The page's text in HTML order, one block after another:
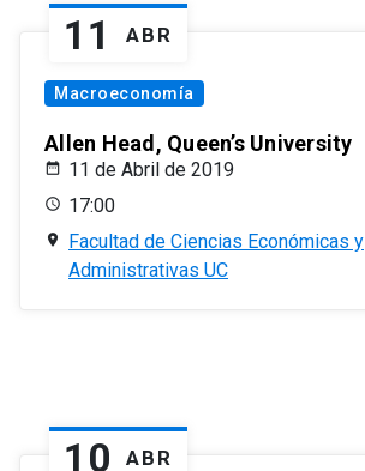
11 ABR
Macroeconomía
Allen Head, Queen’s University
11 de Abril de 2019
17:00
Facultad de Ciencias Económicas y
Administrativas UC
10 ABR